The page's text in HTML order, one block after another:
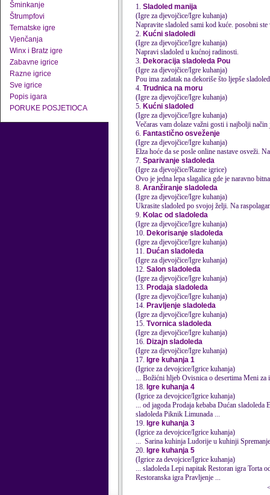
Šminkanje
Štrumpfovi
Tematske igre
Vjenčanja
Winx i Bratz igre
Zabavne igrice
Razne igrice
Sve igrice
Popis igara
PORUKE POSJETIOCA
1. Sladoled manija
(Igre za djevojčice/Igre kuhanja)
Napravite sladoled sami kod kuće. posobni ste
2. Kućni sladoledi
(Igre za djevojčice/Igre kuhanja)
Napravi sladoled u kućnoj radinosti.
3. Dekoracija sladoleda Pou
(Igre za djevojčice/Igre kuhanja)
Pou ima zadatak na dekoriše što ljepše
4. Trudnica na moru
(Igre za djevojčice/Igre kuhanja)
5. Kućni sladoled
(Igre za djevojčice/Igre kuhanja)
Večaras vam dolaze važni gosti i najbolji
6. Fantastično osveženje
(Igre za djevojčice/Igre kuhanja)
Elza hoće da se posle online nastave osveži.
7. Sparivanje sladoleda
(Igre za djevojčice/Razne igrice)
Ovo je jedna lepa slagalica gde je naravno
8. Aranžiranje sladoleda
(Igre za djevojčice/Igre kuhanja)
Ukrasite sladoled po svojoj želji. Na
9. Kolac od sladoleda
(Igre za djevojčice/Igre kuhanja)
10. Dekorisanje sladoleda
(Igre za djevojčice/Igre kuhanja)
11. Dućan sladoleda
(Igre za djevojčice/Igre kuhanja)
12. Salon sladoleda
(Igre za djevojčice/Igre kuhanja)
13. Prodaja sladoleda
(Igre za djevojčice/Igre kuhanja)
14. Pravljenje sladoleda
(Igre za djevojčice/Igre kuhanja)
15. Tvornica sladoleda
(Igre za djevojčice/Igre kuhanja)
16. Dizajn sladoleda
(Igre za djevojčice/Igre kuhanja)
17. Igre kuhanja 1
(Igrice za devojcice/Igrice kuhanja)
18. Igre kuhanja 4
(Igrice za devojcice/Igrice kuhanja)
... od jagoda Prodaja kebaba Dućan sladoleda
sladoleda
Piknik Limunada ...
19. Igre kuhanja 3
(Igrice za devojcice/Igrice kuhanja)
20. Igre kuhanja 5
(Igrice za devojcice/Igrice kuhanja)
... sladoleda
Restoranska igra Pravljenje ...